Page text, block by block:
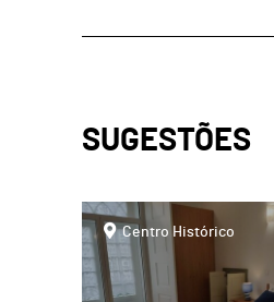
SUGESTÕES
pageCentro Histórico